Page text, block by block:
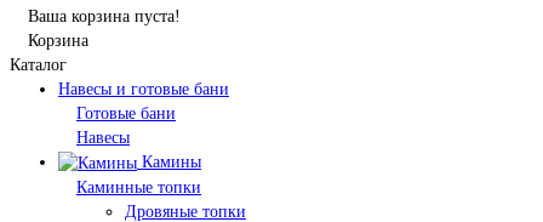
Ваша корзина пуста!
Корзина
Каталог
Навесы и готовые бани
Готовые бани
Навесы
Камины
Каминные топки
Дровяные топки